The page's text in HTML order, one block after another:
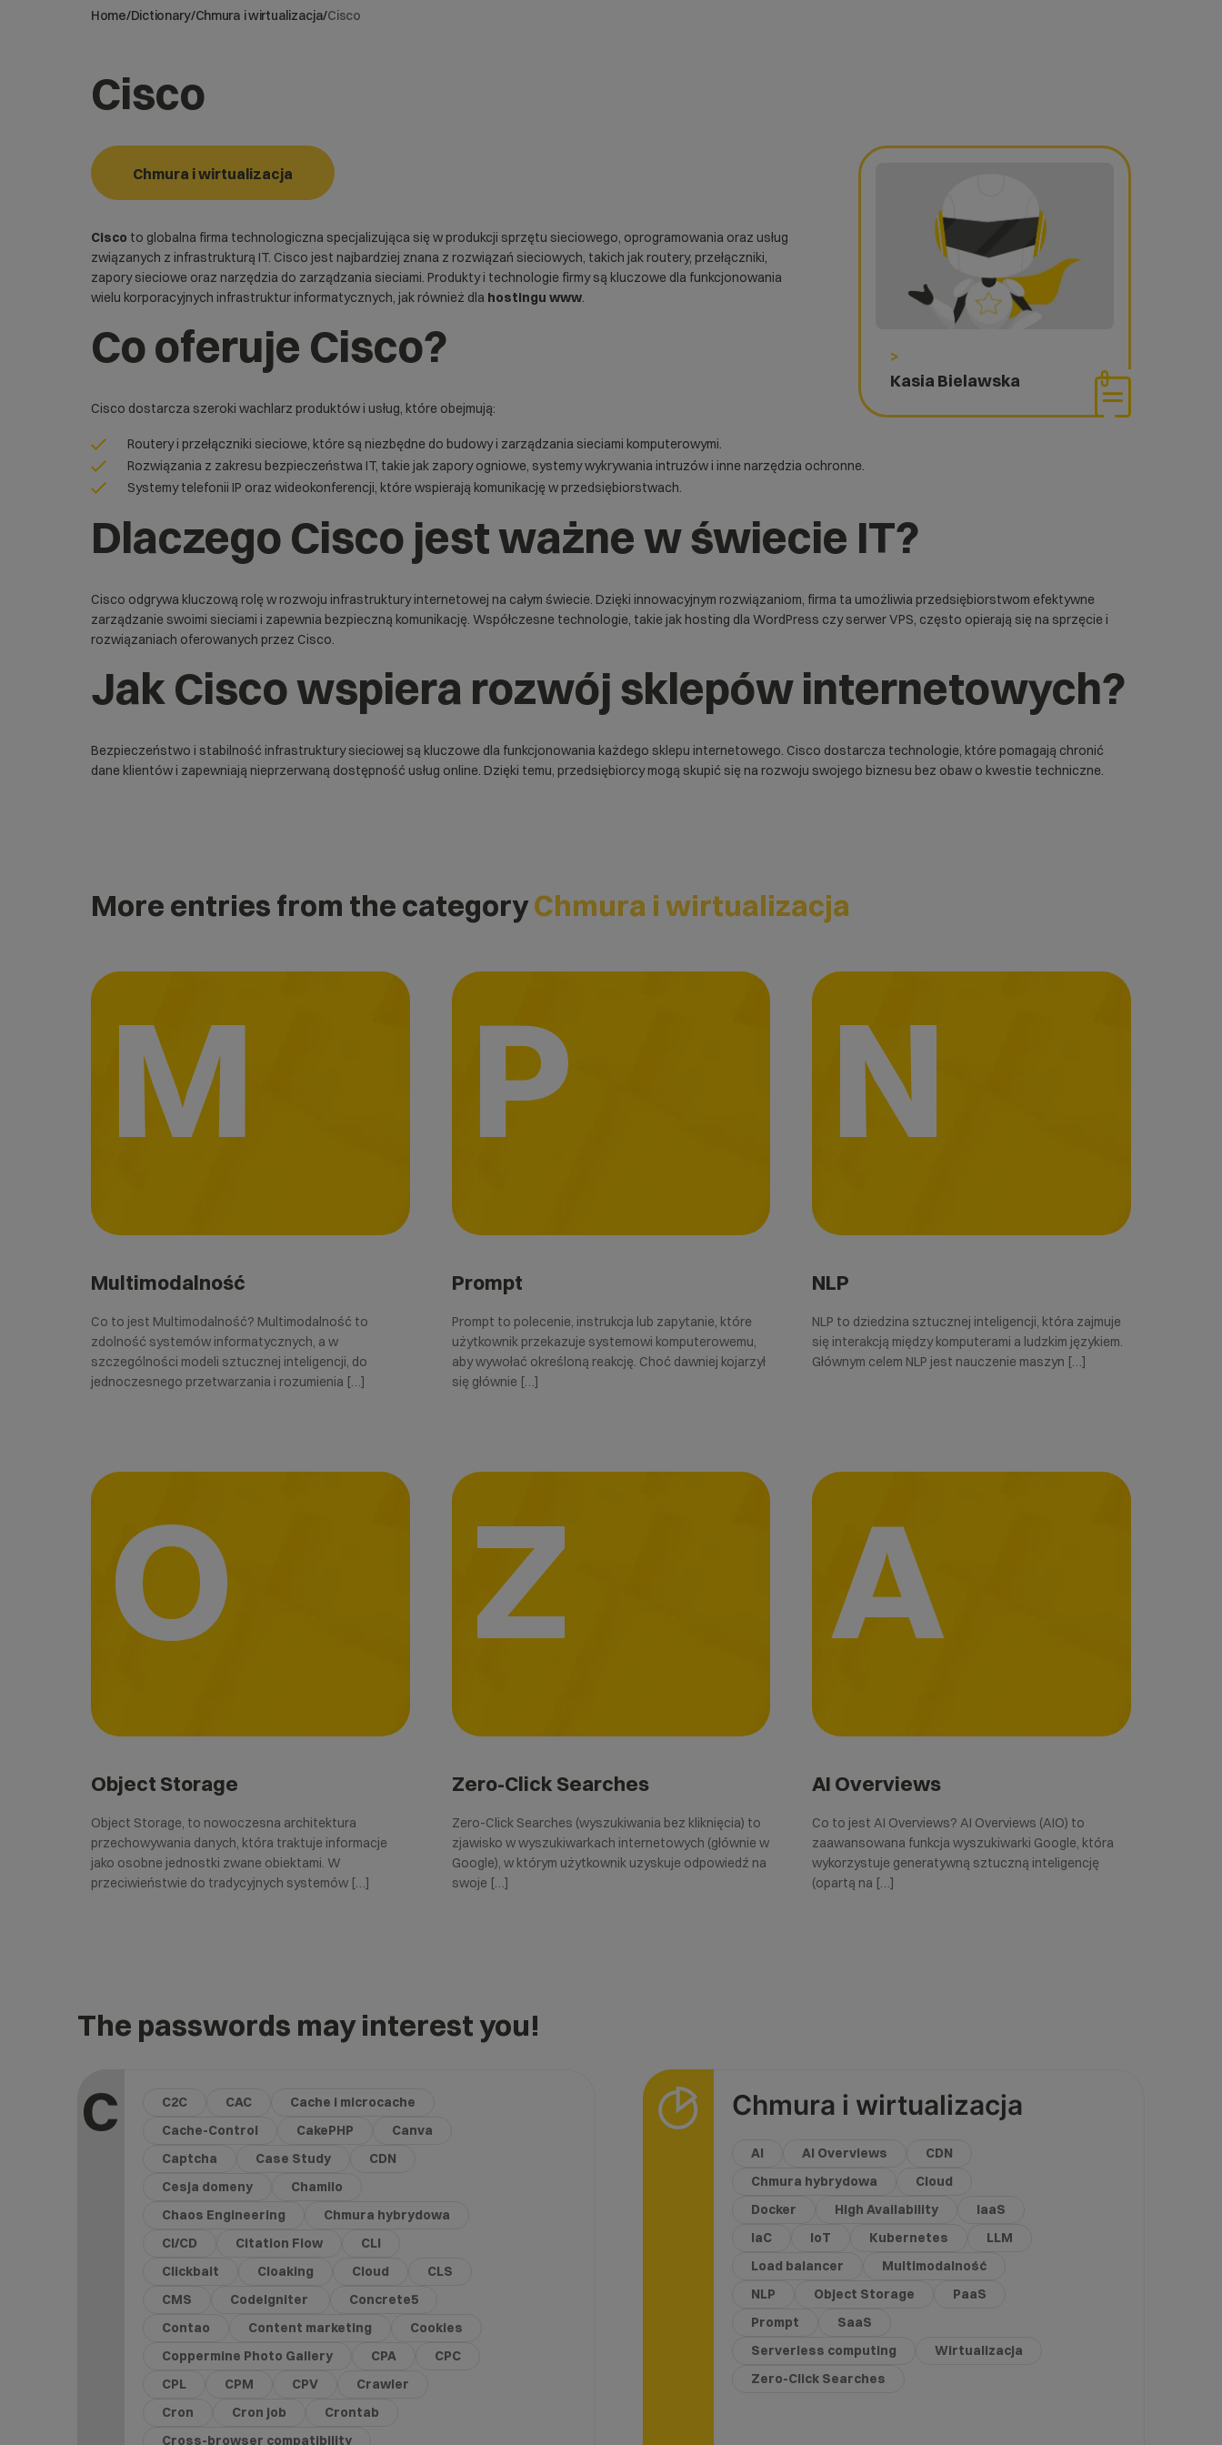
Home/Dictionary/Chmura i wirtualizacja/Cisco
Cisco
>
Kasia Bielawska
Chmura i wirtualizacja
Cisco to globalna firma technologiczna specjalizująca się w produkcji sprzętu sieciowego, oprogramowania oraz usług
związanych z infrastrukturą IT. Cisco jest najbardziej znana z rozwiązań sieciowych, takich jak routery, przełączniki,
zapory sieciowe oraz narzędzia do zarządzania sieciami. Produkty i technologie firmy są kluczowe dla funkcjonowania
wielu korporacyjnych infrastruktur informatycznych, jak również dla hostingu www.
Co oferuje Cisco?
Cisco dostarcza szeroki wachlarz produktów i usług, które obejmują:
Routery i przełączniki sieciowe, które są niezbędne do budowy i zarządzania sieciami komputerowymi.
Rozwiązania z zakresu bezpieczeństwa IT, takie jak zapory ogniowe, systemy wykrywania intruzów i inne narzędzia ochronne.
Systemy telefonii IP oraz wideokonferencji, które wspierają komunikację w przedsiębiorstwach.
Dlaczego Cisco jest ważne w świecie IT?
Cisco odgrywa kluczową rolę w rozwoju infrastruktury internetowej na całym świecie. Dzięki innowacyjnym rozwiązaniom, firma ta umożliwia przedsiębiorstwom efektywne
zarządzanie swoimi sieciami i zapewnia bezpieczną komunikację. Współczesne technologie, takie jak hosting dla WordPress czyserwer VPS, często opierają się na sprzęcie i
rozwiązaniach oferowanych przez Cisco.
Jak Cisco wspiera rozwój sklepów internetowych?
Bezpieczeństwo i stabilność infrastruktury sieciowej są kluczowe dla funkcjonowania każdego sklepu internetowego. Cisco dostarcza technologie, które pomagają chronić
dane klientów i zapewniają nieprzerwaną dostępność usług online. Dzięki temu, przedsiębiorcy mogą skupić się na rozwoju swojego biznesu bez obaw o kwestie techniczne.
More entries from the categoryChmura i wirtualizacja
M
Multimodalność
Co to jest Multimodalność? Multimodalność to
zdolność systemów informatycznych, a w
szczególności modeli sztucznej inteligencji, do
jednoczesnego przetwarzania i rozumienia […]
P
Prompt
Prompt to polecenie, instrukcja lub zapytanie, które
użytkownik przekazuje systemowi komputerowemu,
aby wywołać określoną reakcję. Choć dawniej kojarzył
się głównie […]
N
NLP
NLP to dziedzina sztucznej inteligencji, która zajmuje
się interakcją między komputerami a ludzkim językiem.
Głównym celem NLP jest nauczenie maszyn […]
O
Object Storage
Object Storage, to nowoczesna architektura
przechowywania danych, która traktuje informacje
jako osobne jednostki zwane obiektami. W
przeciwieństwie do tradycyjnych systemów […]
Z
Zero-Click Searches
Zero-Click Searches (wyszukiwania bez kliknięcia) to
zjawisko w wyszukiwarkach internetowych (głównie w
Google), w którym użytkownik uzyskuje odpowiedź na
swoje […]
A
AI Overviews
Co to jest AI Overviews? AI Overviews (AIO) to
zaawansowana funkcja wyszukiwarki Google, która
wykorzystuje generatywną sztuczną inteligencję
(opartą na […]
The passwords may interest you!
C C2C CAC
Cache i microcache
Cache-Control
CakePHP
Canva
Captcha
Case Study
CDN
Cesja domeny
Chamilo
Chaos Engineering
Chmura hybrydowa
CI/CD
Citation Flow
CLI
Clickbait
Cloaking Cloud
CLS
CMS
CodeIgniter
Concrete5
Contao
Content marketing
Cookies
Coppermine Photo Gallery
CPA
CPC
CPL
CPM CPV
Crawler
Cron
Cron job
Crontab
Cross-browser compatibility
Chmura i wirtualizacja
AI AI Overviews
CDN
Chmura hybrydowa
Cloud
Docker
High Availability
IaaS
IaC
IoT Kubernetes
LLM
Load balancer
Multimodalność
NLP
Object Storage
PaaS
Prompt
SaaS
Serverless computing
Wirtualizacja
Zero-Click Searches